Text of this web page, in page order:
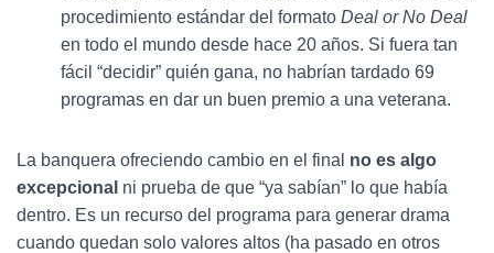
procedimiento estándar del formato Deal or No Deal
en todo el mundo desde hace 20 años. Si fuera tan
fácil “decidir” quién gana, no habrían tardado 69
programas en dar un buen premio a una veterana.
La banquera ofreciendo cambio en el final no es algo
excepcional ni prueba de que “ya sabían” lo que había
dentro. Es un recurso del programa para generar drama
cuando quedan solo valores altos (ha pasado en otros